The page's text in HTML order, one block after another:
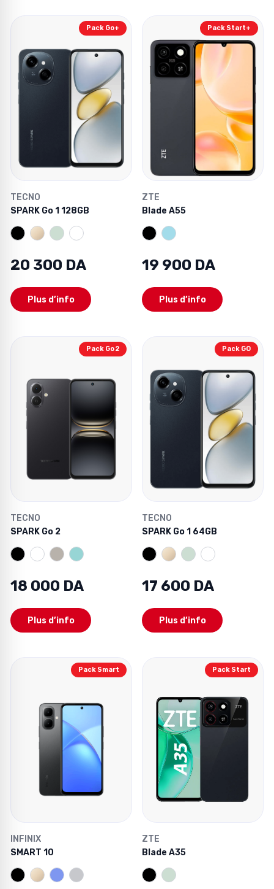
Pack Go+
TECNO
SPARK Go 1 128GB
20 300 DA
Plus d’info
Pack Start+
ZTE
Blade A55
19 900 DA
Plus d’info
Pack Go 2
TECNO
SPARK Go 2
18 000 DA
Plus d’info
Pack GO
TECNO
SPARK Go 1 64GB
17 600 DA
Plus d’info
Pack Smart
INFINIX
SMART 10
Pack Start
ZTE
Blade A35